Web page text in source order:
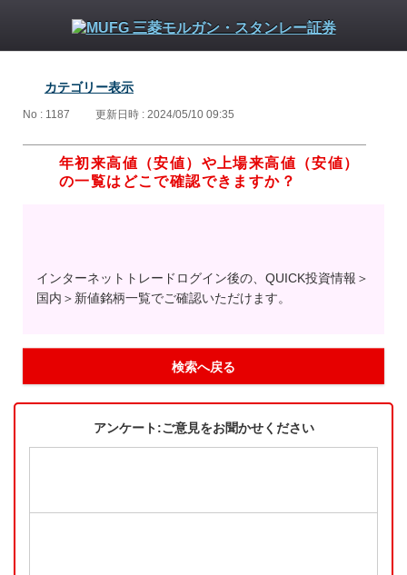
カテゴリー表示
No : 1187 更新日時 : 2024/05/10 09:35
年初来高値（安値）や上場来高値（安値）
の一覧はどこで確認できますか？
インターネットトレードログイン後の、QUICK投資情報＞
国内＞新値銘柄一覧でご確認いただけます。
検索へ戻る
アンケート:ご意見をお聞かせください